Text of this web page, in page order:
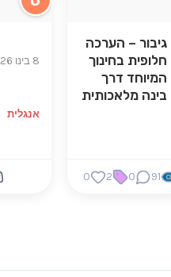
גיבור – הערכה
חלופית בחינוך
המיוחד דרך
בינה מלאכותית
91
0
2
0
8 בינו 2026
אנגלית